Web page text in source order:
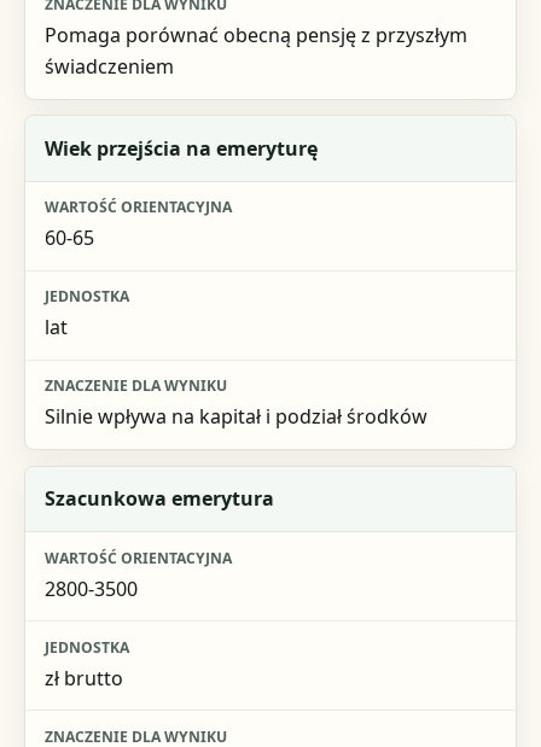
Pomaga porównać obecną pensję z przyszłym
świadczeniem
Wiek przejścia na emeryturę
60-65
lat
Silnie wpływa na kapitał i podział środków
Szacunkowa emerytura
2800-3500
zł brutto